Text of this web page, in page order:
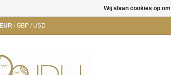
EUR/GBP/USD
Wij slaan cookies op